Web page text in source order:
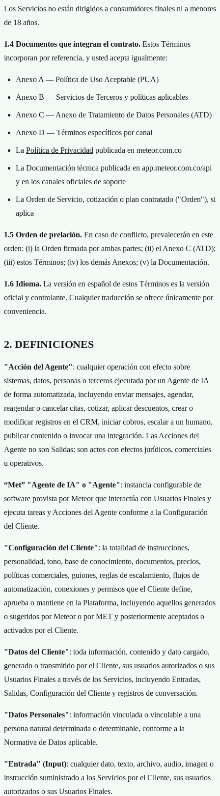
Los Servicios no están dirigidos a consumidores finales ni a menores
de 18 años.
1.4 Documentos que integran el contrato. Estos Términos
incorporan por referencia, y usted acepta igualmente:
Anexo A — Política de Uso Aceptable (PUA)
Anexo B — Servicios de Terceros y políticas aplicables
Anexo C — Anexo de Tratamiento de Datos Personales (ATD)
Anexo D — Términos específicos por canal
La Política de Privacidad publicada en meteor.com.co
La Documentación técnica publicada en app.meteor.com.co/api
y en los canales oficiales de soporte
La Orden de Servicio, cotización o plan contratado ("Orden"), si
aplica
1.5 Orden de prelación. En caso de conflicto, prevalecerán en este
orden: (i) la Orden firmada por ambas partes; (ii) el Anexo C (ATD);
(iii) estos Términos; (iv) los demás Anexos; (v) la Documentación.
1.6 Idioma. La versión en español de estos Términos es la versión
oficial y controlante. Cualquier traducción se ofrece únicamente por
conveniencia.
2. DEFINICIONES
"Acción del Agente": cualquier operación con efecto sobre
sistemas, datos, personas o terceros ejecutada por un Agente de IA
de forma automatizada, incluyendo enviar mensajes, agendar,
reagendar o cancelar citas, cotizar, aplicar descuentos, crear o
modificar registros en el CRM, iniciar cobros, escalar a un humano,
publicar contenido o invocar una integración. Las Acciones del
Agente no son Salidas: son actos con efectos jurídicos, comerciales
u operativos.
“Met” "Agente de IA" o "Agente": instancia configurable de
software provista por Meteor que interactúa con Usuarios Finales y
ejecuta tareas y Acciones del Agente conforme a la Configuración
del Cliente.
"Configuración del Cliente": la totalidad de instrucciones,
personalidad, tono, base de conocimiento, documentos, precios,
políticas comerciales, guiones, reglas de escalamiento, flujos de
automatización, conexiones y permisos que el Cliente define,
aprueba o mantiene en la Plataforma, incluyendo aquellos generados
o sugeridos por Meteor o por MET y posteriormente aceptados o
activados por el Cliente.
"Datos del Cliente": toda información, contenido y dato cargado,
generado o transmitido por el Cliente, sus usuarios autorizados o sus
Usuarios Finales a través de los Servicios, incluyendo Entradas,
Salidas, Configuración del Cliente y registros de conversación.
"Datos Personales": información vinculada o vinculable a una
persona natural determinada o determinable, conforme a la
Normativa de Datos aplicable.
"Entrada" (Input): cualquier dato, texto, archivo, audio, imagen o
instrucción suministrado a los Servicios por el Cliente, sus usuarios
autorizados o sus Usuarios Finales.